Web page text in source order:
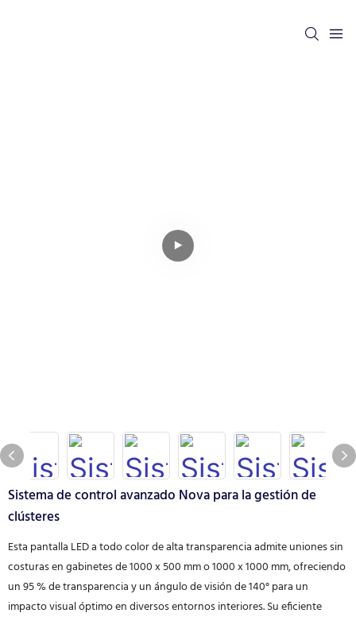
Sistema de control avanzado Nova para la gestión de
clústeres
Esta pantalla LED a todo color de alta transparencia admite uniones sin
costuras en gabinetes de 1000 x 500 mm o 1000 x 1000 mm, ofreciendo
un 95 % de transparencia y un ángulo de visión de 140° para un
impacto visual óptimo en diversos entornos interiores. Su eficiente